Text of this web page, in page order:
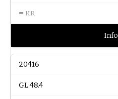
– KR
Info
20416
GL 48.4